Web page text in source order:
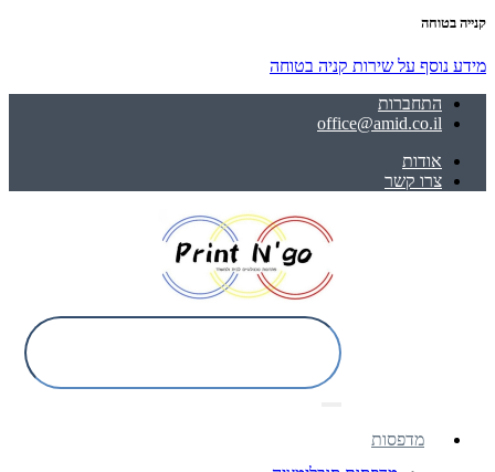
קנייה בטוחה
מידע נוסף על שירות קניה בטוחה
התחברות
office@amid.co.il
אודות
צרו קשר
מדפסות